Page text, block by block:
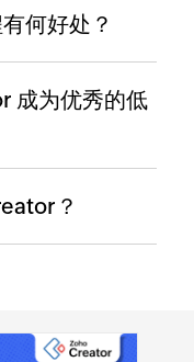
何好处？
成为优秀的低
？